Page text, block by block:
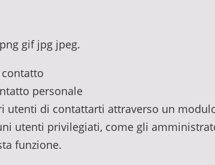
gif jpg jpeg.
personale
utenti di contattarti attraverso un
utenti privilegiati, come gli
funzione.